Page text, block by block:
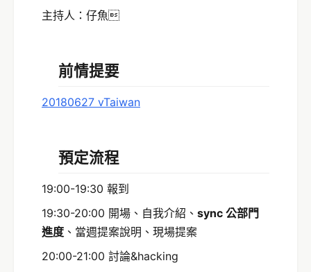
主持人：仔魚
前情提要
20180627 vTaiwan
預定流程
19:00-19:30 報到
19:30-20:00 開場、自我介紹、 sync 公部門
進度 、當週提案說明、現場提案
20:00-21:00 討論&hacking